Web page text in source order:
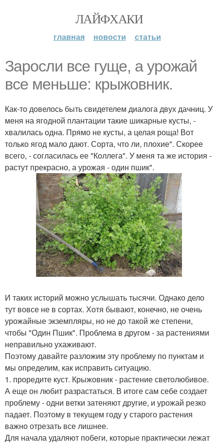
ЛАЙФХАКИ
главная новости статьи
Заросли все гуще, а урожай
все меньше: крыжовник.
Как-то довелось быть свидетелем диалога двух дачниц. У
меня на ягодной плантации такие шикарные кусты, -
хвалилась одна. Прямо не кусты, а целая роща! Вот
только ягод мало дают. Сорта, что ли, плохие". Скорее
всего, - согласилась ее "Коллега". У меня та же история -
растут прекрасно, а урожая - один пшик".
И таких историй можно услышать тысячи. Однако дело
тут вовсе не в сортах. Хотя бывают, конечно, не очень
урожайные экземпляры, но не до такой же степени,
чтобы "Один Пшик". Проблема в другом - за растениями
неправильно ухаживают.
Поэтому давайте разложим эту проблему по пунктам и
мы определим, как исправить ситуацию.
1. проредите куст. Крыжовник - растение светолюбивое.
А еще он любит разрастаться. В итоге сам себе создает
проблему - одни ветки затеняют другие, и урожай резко
падает. Поэтому в текущем году у старого растения
важно отрезать все лишнее.
Для начала удаляют побеги, которые практически лежат